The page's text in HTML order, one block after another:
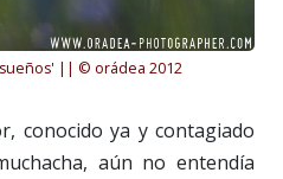
sueños' || © orádea 2012
conocido ya y contagiado
aún no entendía